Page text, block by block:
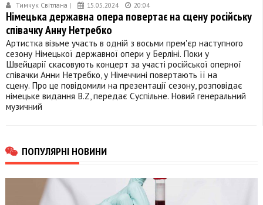
Тимчук Світлана | 15.05.2024 20:04
Німецька державна опера повертає на сцену російську
співачку Анну Нетребко
Артистка візьме участь в одній з восьми прем'єр наступного
сезону Німецької державної опери у Берліні. Поки у
Швейцарії скасовують концерт за участі російської оперної
співачки Анни Нетребко, у Німеччині повертають її на
сцену. Про це повідомили на презентації сезону, розповідає
німецьке видання B.Z, передає Суспільне. Новий генеральний
музичний
ПОПУЛЯРНІ НОВИНИ